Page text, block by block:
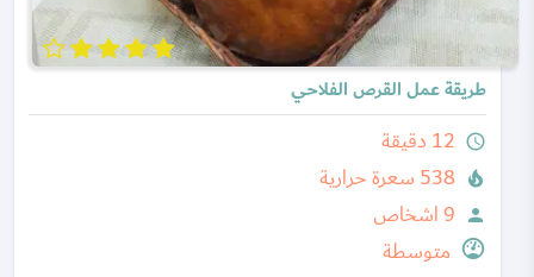
طريقة عمل القرص الفلاحي
query_builder 12 دقيقة
local_fire_department 538 سعرة حرارية
person
9 اشخاص
متوسطة